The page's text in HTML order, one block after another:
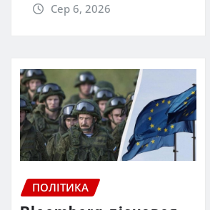
Сер 6, 2026
ПОЛІТИКА